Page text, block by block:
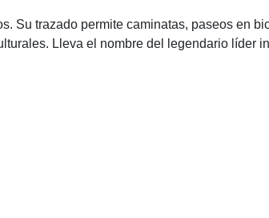
Su trazado permite caminatas, paseos en
Lleva el nombre del legendario líder